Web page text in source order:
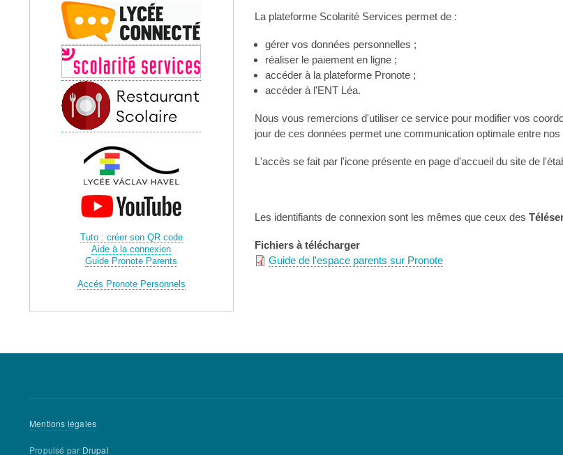
La plateforme Scolarité Services permet de :
gérer vos données personnelles ;
réaliser le paiement en ligne ;
accéder à la plateforme Pronote ;
accéder à l'ENT Léa.
Nous vous remercions d'utiliser ce service pour modifier vos
jour de ces données permet une communication optimale entre
L'accès se fait par l'icone présente en page d'accueil du site de
Les identifiants de connexion sont les mêmes que ceux des
Fichiers à télécharger
Guide de l'espace parents sur Pronote
Tuto : créer son QR code
Aide à la connexion
Guide Pronote Parents
Accés Pronote Personnels
Menu
Mentions légales
Propulsé par Drupal